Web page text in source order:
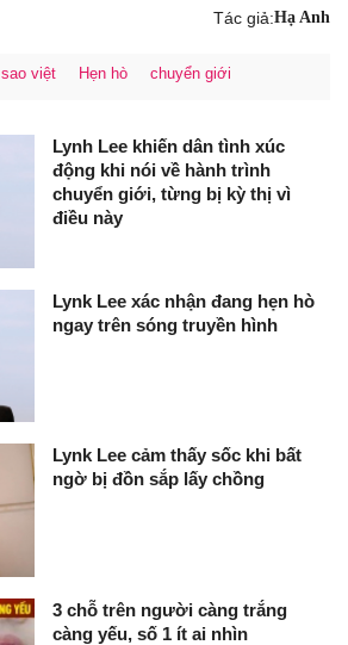
Tác giả:Hạ Anh
sao việt Hẹn hò chuyển giới
Lynh Lee khiến dân tình xúc
động khi nói về hành trình
chuyển giới, từng bị kỳ thị vì
điều này
Lynk Lee xác nhận đang hẹn hò
ngay trên sóng truyền hình
Lynk Lee cảm thấy sốc khi bất
ngờ bị đồn sắp lấy chồng
3 chỗ trên người càng trắng
càng yếu, số 1 ít ai nhìn